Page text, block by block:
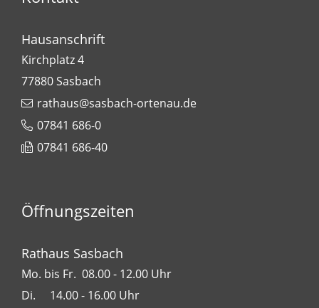
Hausanschrift
Kirchplatz 4
77880Sasbach
rathaus@sasbach-ortenau.de
07841 686-0
07841 686-40
Öffnungszeiten
Rathaus Sasbach
Mo. bis Fr. 08.00 - 12.00 Uhr
Di. 14.00 - 16.00 Uhr